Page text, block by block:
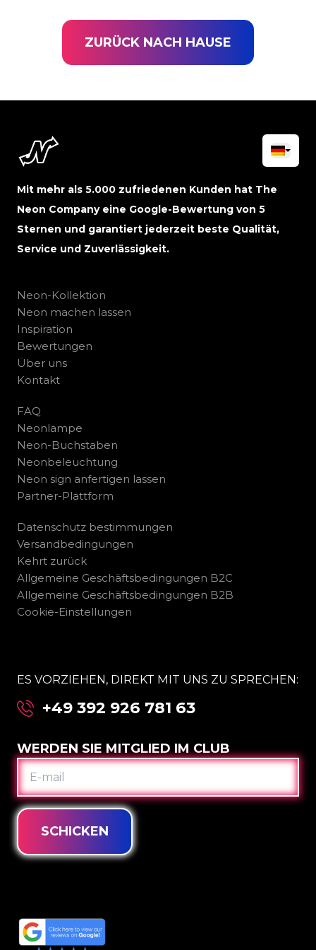
ZURÜCK NACH HAUSE
Mit mehr als 5.000 zufriedenen Kunden hat The
Neon Company eine Google-Bewertung von 5
Sternen und garantiert jederzeit beste Qualität,
Service und Zuverlässigkeit.
Neon-Kollektion
Neon machen lassen
Inspiration
Bewertungen
Über uns
Kontakt
FAQ
Neonlampe
Neon-Buchstaben
Neonbeleuchtung
Neon sign anfertigen lassen
Partner-Plattform
Datenschutz bestimmungen
Versandbedingungen
Kehrt zurück
Allgemeine Geschäftsbedingungen B2C
Allgemeine Geschäftsbedingungen B2B
Cookie-Einstellungen
ES VORZIEHEN, DIREKT MIT UNS ZU SPRECHEN:
+49 392 926 781 63
WERDEN SIE MITGLIED IM CLUB
E-
MAIL
SCHICKEN